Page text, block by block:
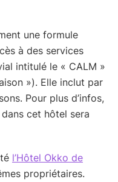
une formule
à des services
intitulé le « CALM »
»). Elle inclut par
Pour plus d’infos,
cet hôtel sera
l’Hôtel Okko de
propriétaires.